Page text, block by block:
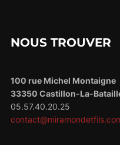
NOUS TROUVER
100 rue Michel Montaigne
33350 Castillon-La-
05.57.40.20.25